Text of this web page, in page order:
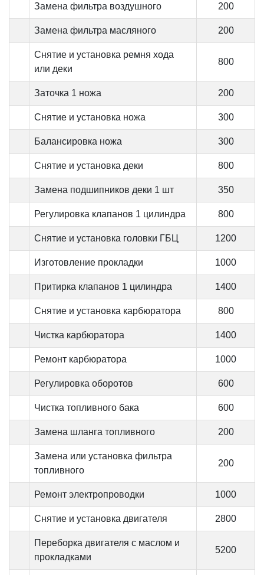
Замена фильтра воздушного 200
Замена фильтра масляного 200
Снятие и установка ремня хода
или деки
800
Заточка 1 ножа 200
Снятие и установка ножа 300
Балансировка ножа 300
Снятие и установка деки 800
Замена подшипников деки 1 шт 350
Регулировка клапанов 1 цилиндра 800
Снятие и установка головки ГБЦ 1200
Изготовление прокладки 1000
Притирка клапанов 1 цилиндра 1400
Снятие и установка карбюратора 800
Чистка карбюратора 1400
Ремонт карбюратора 1000
Регулировка оборотов 600
Чистка топливного бака 600
Замена шланга топливного 200
Замена или установка фильтра
топливного
200
Ремонт электропроводки 1000
Снятие и установка двигателя 2800
Переборка двигателя с маслом и
прокладками
5200